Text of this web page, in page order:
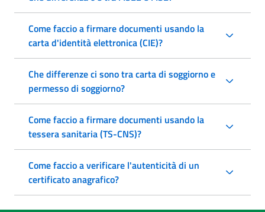
Come faccio a firmare documenti usando la
carta d'identità elettronica (CIE)?
Che differenze ci sono tra carta di soggiorno e
permesso di soggiorno?
Come faccio a firmare documenti usando la
tessera sanitaria (TS-CNS)?
Come faccio a verificare l'autenticità di un
certificato anagrafico?